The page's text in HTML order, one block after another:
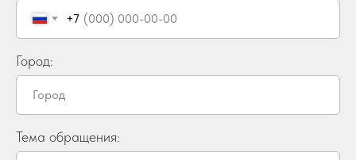
+7
Город:
Тема обращения: